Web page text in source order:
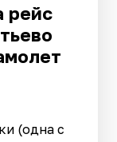
рейс
(одна с